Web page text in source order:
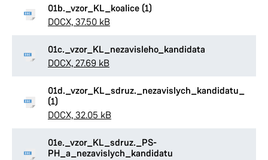
01b._vzor_KL_koalice (1)
DOCX, 37.50 kB
01c._vzor_KL_nezavisleho_kandidata
DOCX, 27.69 kB
01d._vzor_KL_sdruz._nezavislych_kandidatu_
(1)
DOCX, 32.05 kB
01e._vzor_KL_sdruz._PS-
PH_a_nezavislych_kandidatu